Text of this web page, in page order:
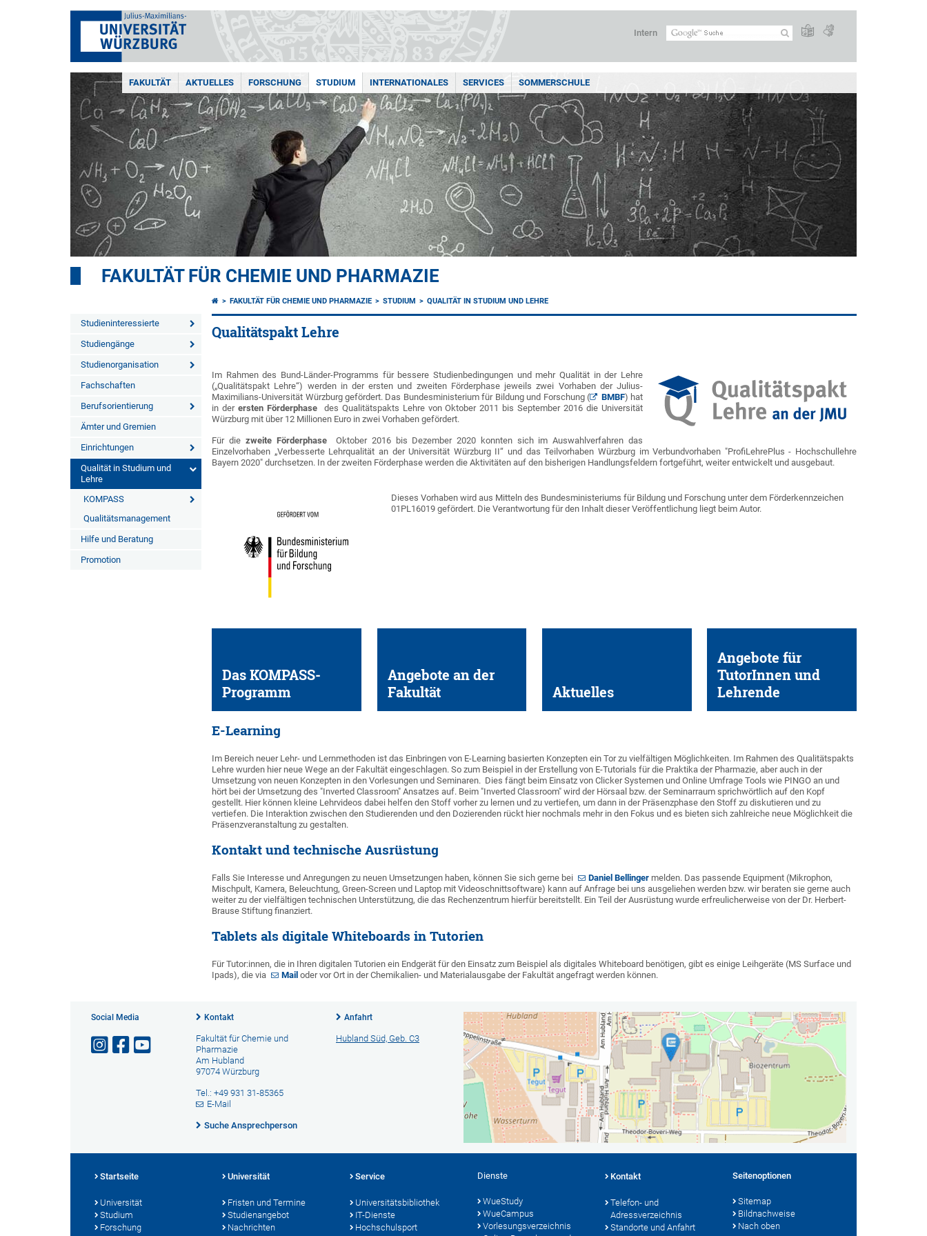
Intern
FAKULTÄT AKTUELLES FORSCHUNG STUDIUM INTERNATIONALES SERVICES SOMMERSCHULE
FAKULTÄT FÜR CHEMIE UND PHARMAZIE
Studieninteressierte
Studiengänge
Studienorganisation
Fachschaften
Berufsorientierung
Ämter und Gremien
Einrichtungen
Qualität in Studium und
Lehre
KOMPASS
Qualitätsmanagement
Hilfe und Beratung
Promotion
FAKULTÄT FÜR CHEMIE UND PHARMAZIE STUDIUM QUALITÄT IN STUDIUM UND LEHRE
Qualitätspakt Lehre
Im Rahmen des Bund-Länder-Programms für bessere Studienbedingungen und mehr Qualität in der Lehre
(„Qualitätspakt Lehre“) werden in der ersten und zweiten Förderphase jeweils zwei Vorhaben der Julius-
Maximilians-Universität Würzburg gefördert. Das Bundesministerium für Bildung und Forschung (
BMBF) hat
in derersten Förderphase des Qualitätspakts Lehre von Oktober 2011 bis September 2016 die Universität
Würzburg mit über 12 Millionen Euro in zwei Vorhaben gefördert.
Für die zweite FörderphaseOktober 2016 bis Dezember 2020 konnten sich im Auswahlverfahren das
Einzelvorhaben „Verbesserte Lehrqualität an der Universität Würzburg II“ und das Teilvorhaben Würzburg im Verbundvorhaben "ProfiLehrePlus - Hochschullehre
Bayern 2020" durchsetzen. In der zweiten Förderphase werden die Aktivitäten auf den bisherigen Handlungsfeldern fortgeführt, weiter entwickelt und ausgebaut.
Dieses Vorhaben wird aus Mitteln des Bundesministeriums für Bildung und Forschung unter dem Förderkennzeichen
01PL16019 gefördert. Die Verantwortung für den Inhalt dieser Veröffentlichung liegt beim Autor.
Das KOMPASS-
Programm
Angebote an der
Fakultät
Aktuelles
Angebote für
TutorInnen und
Lehrende
E-Learning
Im Bereich neuer Lehr- und Lernmethoden ist das Einbringen von E-Learning basierten Konzepten ein Tor zu vielfältigen Möglichkeiten. Im Rahmen des Qualitätspakts
Lehre wurden hier neue Wege an der Fakultät eingeschlagen. So zum Beispiel in der Erstellung von E-Tutorials für die Praktika der Pharmazie, aber auch in der
Umsetzung von neuen Konzepten in den Vorlesungen und Seminaren. Dies fängt beim Einsatz von Clicker Systemen und Online Umfrage Tools wie PINGO an und
hört bei der Umsetzung des "Inverted Classroom" Ansatzes auf. Beim "Inverted Classroom" wird der Hörsaal bzw. der Seminarraum sprichwörtlich auf den Kopf
gestellt. Hier können kleine Lehrvideos dabei helfen den Stoff vorher zu lernen und zu vertiefen, um dann in der Präsenzphase den Stoff zu diskutieren und zu
vertiefen. Die Interaktion zwischen den Studierenden und den Dozierenden rückt hier nochmals mehr in den Fokus und es bieten sich zahlreiche neue Möglichkeit die
Präsenzveranstaltung zu gestalten.
Kontakt und technische Ausrüstung
Falls Sie Interesse und Anregungen zu neuen Umsetzungen haben, können Sie sich gerne bei Daniel Bellingermelden. Das passende Equipment (Mikrophon,
Mischpult, Kamera, Beleuchtung, Green-Screen und Laptop mit Videoschnittsoftware) kann auf Anfrage bei uns ausgeliehen werden bzw. wir beraten sie gerne auch
weiter zu der vielfältigen technischen Unterstützung, die das Rechenzentrum hierfür bereitstellt. Ein Teil der Ausrüstung wurde erfreulicherweise von der Dr. Herbert-
Brause Stiftung finanziert.
Tablets als digitale Whiteboards in Tutorien
Für Tutor:innen, die in Ihren digitalen Tutorien ein Endgerät für den Einsatz zum Beispiel als digitales Whiteboard benötigen, gibt es einige Leihgeräte (MS Surface und
Ipads), die via
Mail oder vor Ort in der Chemikalien- und Materialausgabe der Fakultät angefragt werden können.
Social Media Kontakt
Fakultät für Chemie und
Pharmazie
Am Hubland
97074 Würzburg
Tel.: +49 931 31-85365
E-Mail
Suche Ansprechperson
Anfahrt
Hubland Süd, Geb. C3
Startseite
Universität
Studium
Forschung
Universität
Fristen und Termine
Studienangebot
Nachrichten
Service
Universitätsbibliothek
IT-Dienste
Hochschulsport
Dienste
WueStudy
WueCampus
Vorlesungsverzeichnis
Kontakt
Telefon- und
Adressverzeichnis
Standorte und Anfahrt
Seitenoptionen
Sitemap
Bildnachweise
Nach oben